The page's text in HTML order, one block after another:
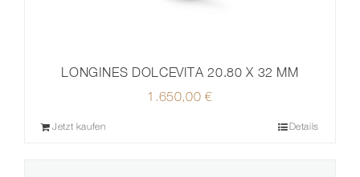
LONGINES DOLCEVITA 20.80 X 32 MM
1.650,00€
Jetzt kaufen Details